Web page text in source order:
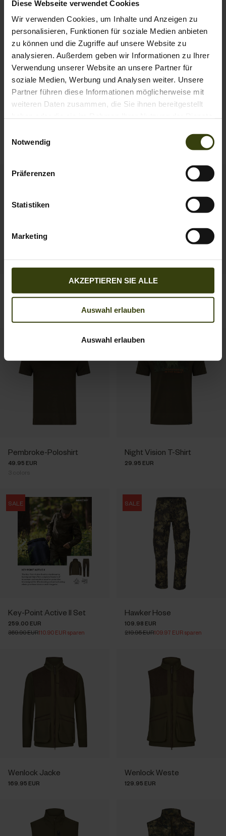
Diese Webseite verwendet Cookies
Wir verwenden Cookies, um Inhalte und Anzeigen zu
personalisieren, Funktionen für soziale Medien anbieten
zu können und die Zugriffe auf unsere Website zu
analysieren. Außerdem geben wir Informationen zu Ihrer
Verwendung unserer Website an unsere Partner für
soziale Medien, Werbung und Analysen weiter. Unsere
Partner führen diese Informationen möglicherweise mit
weiteren Daten zusammen, die Sie ihnen bereitgestellt
Notwendig
Präferenzen
Statistiken
Marketing
AKZEPTIEREN SIE ALLE
Auswahl erlauben
Auswahl erlauben
Kurzarmhemd
Langarmhemd
79.95 EUR
Pembroke-Poloshirt
49.95 EUR
Night Vision T-Shirt
29.95 EUR
SALE
Key-Point Active II Set
259.00 EUR
369.90 EUR110.90 EUR sparen
SALE
Hawker Hose
109.98 EUR
219.95 EUR109.97 EUR sparen
Wenlock Jacke
169.95 EUR
Wenlock Weste
129.95 EUR